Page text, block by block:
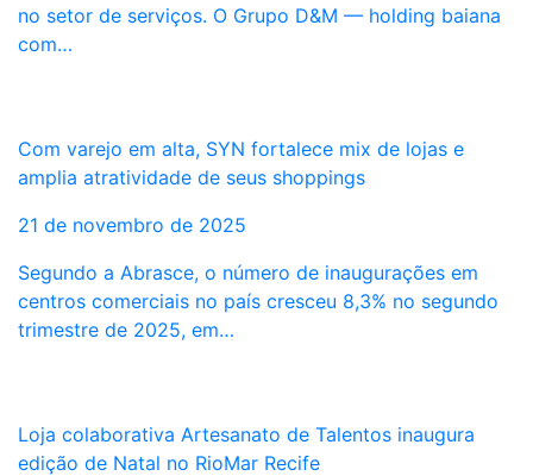
no setor de serviços. O Grupo D&M — holding baiana
com…
Com varejo em alta, SYN fortalece mix de lojas e
amplia atratividade de seus shoppings
21 de novembro de 2025
Segundo a Abrasce, o número de inaugurações em
centros comerciais no país cresceu 8,3% no segundo
trimestre de 2025, em…
Loja colaborativa Artesanato de Talentos inaugura
edição de Natal no RioMar Recife